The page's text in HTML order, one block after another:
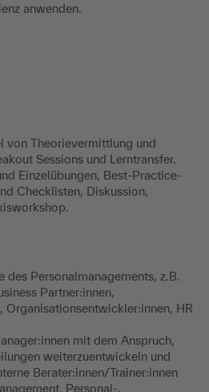
anwenden.
von Theorievermittlung und
Sessions und Lerntransfer.
Einzelübungen, Best-Practice-
Checklisten, Diskussion,
des Personalmanagements, z.B.
Partner:innen,
Organisationsentwickler:innen, HR
mit dem Anspruch,
weiterzuentwickeln und
Berater:innen/Trainer:innen
Personal-,